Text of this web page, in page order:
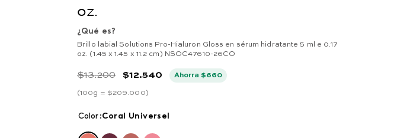
oz.
¿Qué es?
Brillo labial Solutions Pro-Hialuron Gloss en sérum hidratante 5 ml e 0.17
oz. (1.45 x 1.45 x 11.2 cm) NSOC47610-26CO
$13.200 $12.540 Ahorra$660
(100g = $209.000)
Color :coral universel